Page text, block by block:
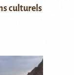
culturels